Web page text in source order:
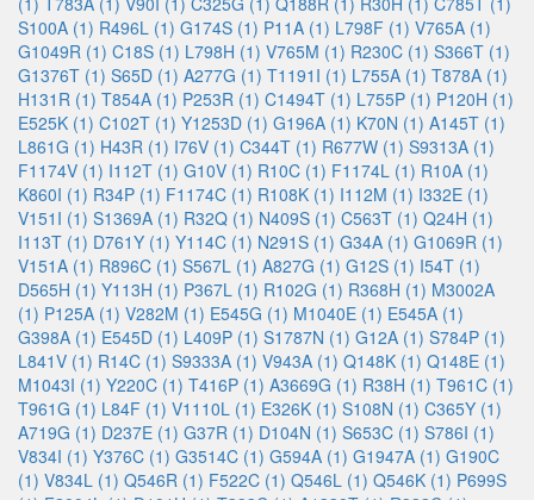
S100A (1) R496L (1) G174S (1) P11A (1) L798F (1) V765A (1)
G1049R (1) C18S (1) L798H (1) V765M (1) R230C (1) S366T (1)
G1376T (1) S65D (1) A277G (1) T1191I (1) L755A (1) T878A (1)
H131R (1) T854A (1) P253R (1) C1494T (1) L755P (1) P120H (1)
E525K (1) C102T (1) Y1253D (1) G196A (1) K70N (1) A145T (1)
L861G (1) H43R (1) I76V (1) C344T (1) R677W (1) S9313A (1)
F1174V (1) I112T (1) G10V (1) R10C (1) F1174L (1) R10A (1)
K860I (1) R34P (1) F1174C (1) R108K (1) I112M (1) I332E (1)
V151I (1) S1369A (1) R32Q (1) N409S (1) C563T (1) Q24H (1)
I113T (1) D761Y (1) Y114C (1) N291S (1) G34A (1) G1069R (1)
V151A (1) R896C (1) S567L (1) A827G (1) G12S (1) I54T (1)
D565H (1) Y113H (1) P367L (1) R102G (1) R368H (1) M3002A
(1) P125A (1) V282M (1) E545G (1) M1040E (1) E545A (1)
G398A (1) E545D (1) L409P (1) S1787N (1) G12A (1) S784P (1)
L841V (1) R14C (1) S9333A (1) V943A (1) Q148K (1) Q148E (1)
M1043I (1) Y220C (1) T416P (1) A3669G (1) R38H (1) T961C (1)
T961G (1) L84F (1) V1110L (1) E326K (1) S108N (1) C365Y (1)
A719G (1) D237E (1) G37R (1) D104N (1) S653C (1) S786I (1)
V834I (1) Y376C (1) G3514C (1) G594A (1) G1947A (1) G190C
(1) V834L (1) Q546R (1) F522C (1) Q546L (1) Q546K (1) P699S